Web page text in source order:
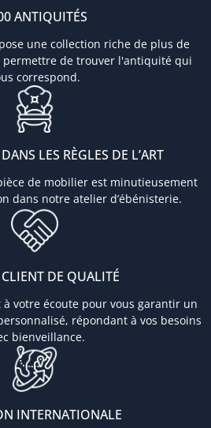
ANTIQUITÉS
une collection riche de plus de
permettre de trouver l'antiquité qui
correspond.
LES RÈGLES DE L’ART
de mobilier est minutieusement
dans notre atelier d’ébénisterie.
CLIENT DE QUALITÉ
votre écoute pour vous garantir un
répondant à vos besoins
bienveillance.
INTERNATIONALE